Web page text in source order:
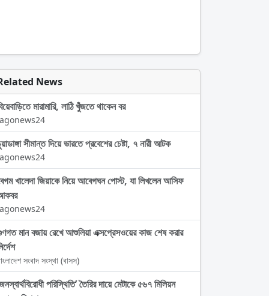
News
মারামারি, লাঠি খুঁজতে থাকেন বর
সীমান্ত দিয়ে ভারতে প্রবেশের চেষ্টা, ৭ নারী আটক
খালেদা জিয়াকে নিয়ে আবেগঘন পোস্ট, যা লিখলেন আসিফ
মান বজায় রেখে আশুলিয়া এক্সপ্রেসওয়ের কাজ শেষ করার
সংবাদ সংস্থা (বাসস)
পরিস্থিতি’ তৈরির দায়ে মেটাকে ৫৬৭ মিলিয়ন